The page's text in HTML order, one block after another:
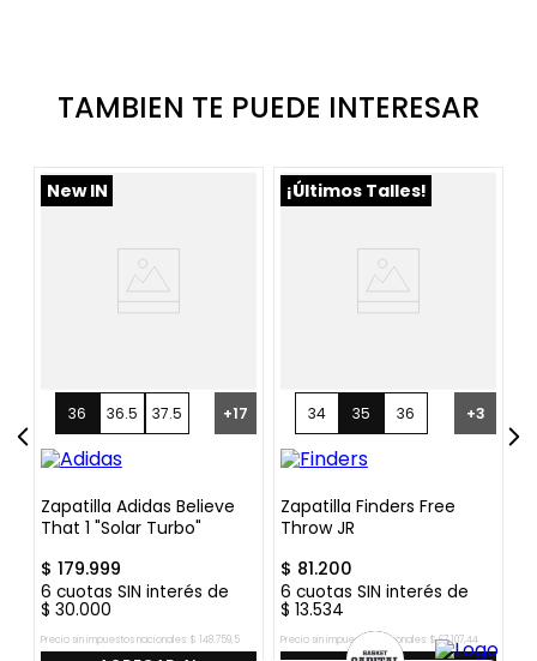
TAMBIEN TE PUEDE INTERESAR
New IN
36 36.5 37.5 +17
Zapatilla Adidas Believe
That 1 "Solar Turbo"
$ 179.999
6 cuotas SIN interés de
$ 30.000
Precio sin impuestos nacionales: $ 148.759,5
¡Últimos Talles!
34 35 36 +3
Zapatilla Finders Free
Throw JR
$ 81.200
6 cuotas SIN interés de
$ 13.534
Precio sin impuestos nacionales: $67.107,44